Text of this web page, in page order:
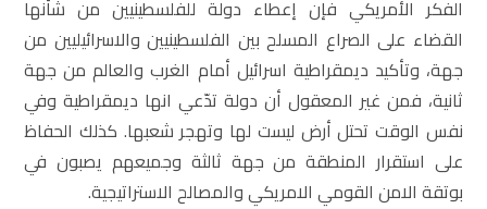
الفكر الأمريكي فإن إعطاء دولة للفلسطينيين من شأنها
القضاء على الصراع المسلح بين الفلسطينيين والاسرائيليين من
جهة، وتأكيد ديمقراطية اسرائيل أمام الغرب والعالم من جهة
ثانية، فمن غير المعقول أن دولة تدّعي انها ديمقراطية وفي
نفس الوقت تحتل أرض ليست لها وتهجر شعبها. كذلك الحفاظ
على استقرار المنطقة من جهة ثالثة وجميعهم يصبون في
بوتقة الامن القومي الامريكي والمصالح الاستراتيجية.